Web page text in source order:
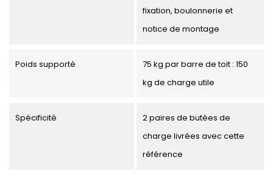
fixation, boulonnerie et
notice de montage
Poids supporté
75 kg par barre de toit : 150
kg de charge utile
Spécificité
2 paires de butées de
charge livrées avec cette
référence